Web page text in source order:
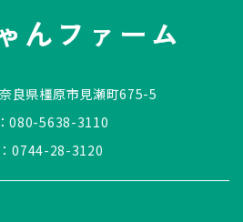
良県橿原市見瀬町675-5
080-5638-3110
0744-28-3120